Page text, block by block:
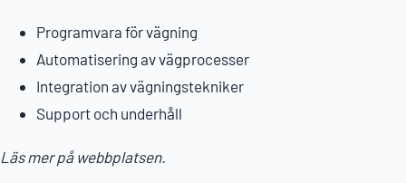
Programvara för vägning
Automatisering av vägprocesser
Integration av vägningstekniker
Support och underhåll
Läs mer på webbplatsen.